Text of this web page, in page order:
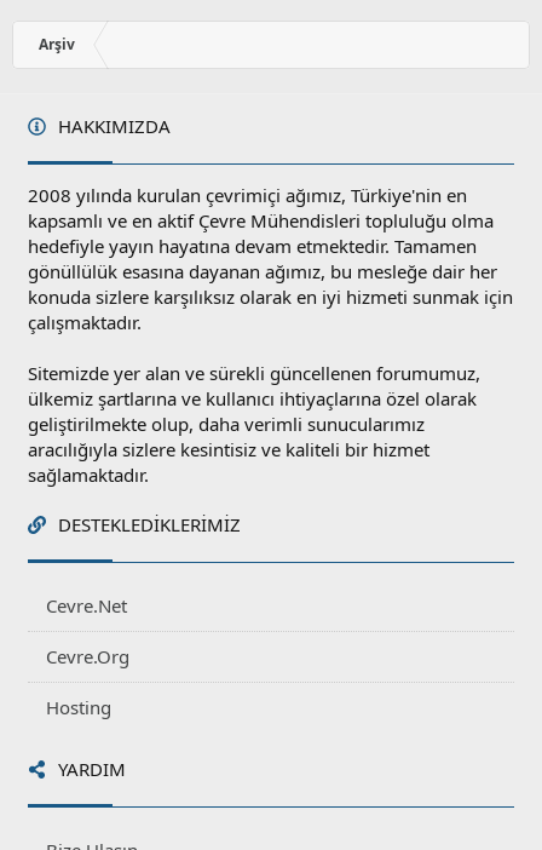
Arşiv
HAKKIMIZDA
2008 yılında kurulan çevrimiçi ağımız, Türkiye'nin en
kapsamlı ve en aktif Çevre Mühendisleri topluluğu olma
hedefiyle yayın hayatına devam etmektedir. Tamamen
gönüllülük esasına dayanan ağımız, bu mesleğe dair her
konuda sizlere karşılıksız olarak en iyi hizmeti sunmak için
çalışmaktadır.
Sitemizde yer alan ve sürekli güncellenen forumumuz,
ülkemiz şartlarına ve kullanıcı ihtiyaçlarına özel olarak
geliştirilmekte olup, daha verimli sunucularımız
aracılığıyla sizlere kesintisiz ve kaliteli bir hizmet
sağlamaktadır.
DESTEKLEDIKLERIMIZ
Cevre.Net
Cevre.Org
Hosting
YARDIM